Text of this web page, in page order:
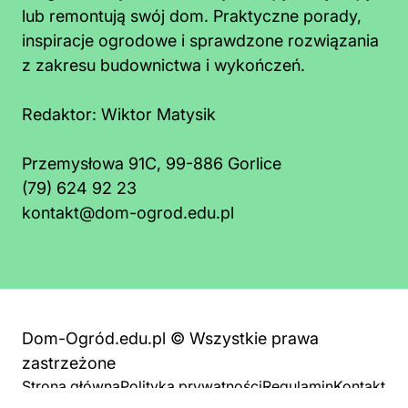
lub remontują swój dom. Praktyczne porady,
inspiracje ogrodowe i sprawdzone rozwiązania
z zakresu budownictwa i wykończeń.
Redaktor: Wiktor Matysik
Przemysłowa 91C, 99-886 Gorlice
(79) 624 92 23
kontakt@dom-ogrod.edu.pl
Dom-Ogród.edu.pl © Wszystkie prawa
zastrzeżone
Strona głównaPolityka prywatnościRegulaminKontakt